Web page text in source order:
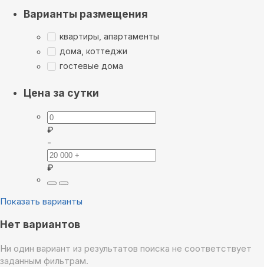
Варианты размещения
квартиры, апартаменты
дома, коттеджи
гостевые дома
Цена за сутки
₽
-
₽
Показать варианты
Нет вариантов
Ни один вариант из результатов поиска не соответствует
заданным фильтрам.